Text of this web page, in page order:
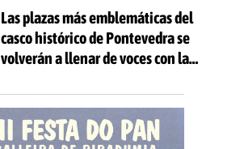
todas las edades
Las plazas más emblemáticas del
casco histórico de Pontevedra se
volverán a llenar de voces con la